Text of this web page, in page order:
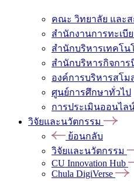
คณะ วิทยาลัย และ
สำนักงานการทะเบี
สำนักบริหารเทคโน
สำนักบริหารกิจการ
องค์การบริหารสโม
ศูนย์การศึกษาทั่วไป
การประเมินออนไล
วิจัยและนวัตกรรม
ย้อนกลับ
วิจัยและนวัตกรรม
CU Innovation Hub
Chula DigiVerse